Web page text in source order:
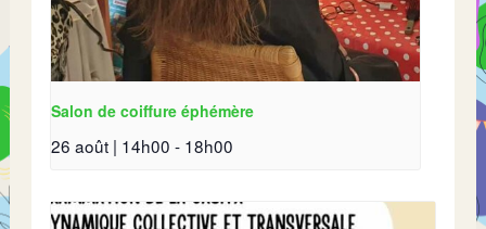
Salon de coiffure éphémère
26 août | 14h00 - 18h00